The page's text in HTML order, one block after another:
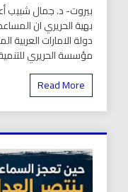
بيروت- د. جمال شبيب
بهية الحريري ان
دولة الامارات
مؤسسة الحريري
Read More